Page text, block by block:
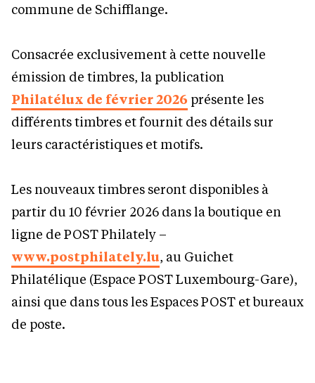
commune de Schifflange.
Consacrée exclusivement à cette nouvelle
émission de timbres, la publication
Philatélux de février 2026 présente les
différents timbres et fournit des détails sur
leurs caractéristiques et motifs.
Les nouveaux timbres seront disponibles à
partir du 10 février 2026 dans la boutique en
ligne de POST Philately –
www.postphilately.lu, au Guichet
Philatélique (Espace POST Luxembourg-Gare),
ainsi que dans tous les Espaces POST et bureaux
de poste.